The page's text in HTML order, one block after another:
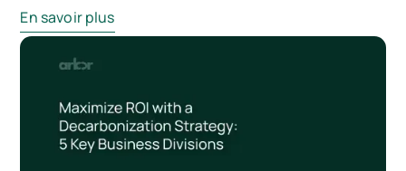
En savoir plus